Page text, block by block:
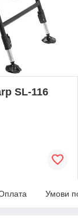
SL-116
Умови